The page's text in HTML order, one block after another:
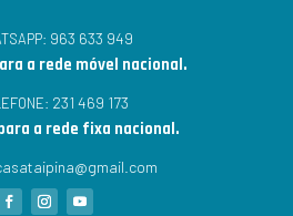
963 633 949
a rede móvel nacional.
231 469 173
a rede fixa nacional.